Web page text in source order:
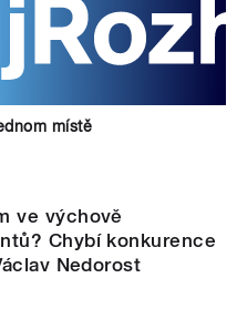
místě
ve výchově
Chybí konkurence
Nedorost